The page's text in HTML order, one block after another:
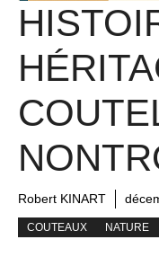
Robert KINART
COUTEAUX NATURE